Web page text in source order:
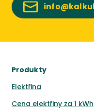
Produkty
Elektřina
Cena elektřiny za 1 kWh